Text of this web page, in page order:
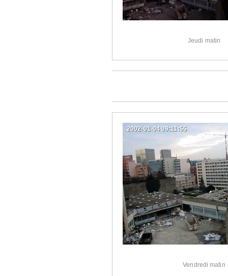
Jeudi matin
Vendredi matin
2002-01-04 09:11:55